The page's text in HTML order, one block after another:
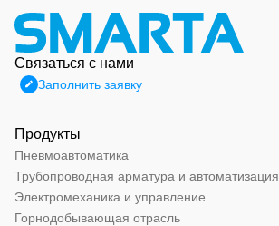
Связаться с нами
Заполнить заявку
Продукты
Пневмоавтоматика
Трубопроводная арматура и автоматизация
Электромеханика и управление
Горнодобывающая отрасль